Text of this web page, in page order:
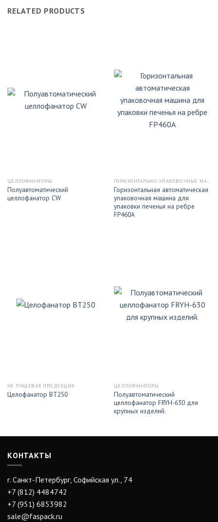
RELATED PRODUCTS
ЦЕЛЛОФАНАТОРЫ
Полуавтоматический
целлофанатор CW
ГОРИЗОНТАЛЬНО-УПАКОВОЧНЫЕ МАШИНЫ
Горизонтальная автоматическая
упаковочная машина для
упаковки печенья на ребре
FP460A
НЕ ПИЩЕВАЯ ПРОДУКЦИЯ
Целофанатор BT250
ЦЕЛЛОФАНАТОРЫ
Полуавтоматический
целлофанатор FRYH-630 для
крупных изделий.
КОНТАКТЫ
г. Санкт-Петербург, Софийская ул., 74
+7 (812) 4484742
+7 (951) 6853982
sale@faspack.ru